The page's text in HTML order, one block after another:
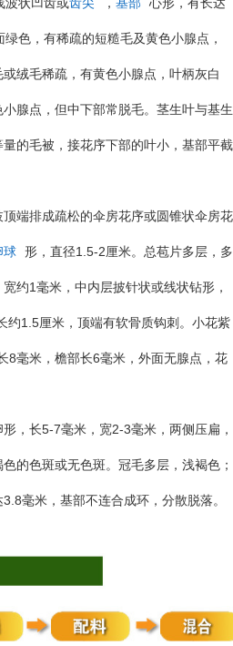
波状凹齿或齿尖 ， 基部 心形，有长达
色，有稀疏的短糙毛及黄色小腺点，
绒毛稀疏，有黄色小腺点，叶柄灰白
腺点，但中下部常脱毛。茎生叶与基生
的毛被，接花序下部的叶小，基部平截
端排成疏松的伞房花序或圆锥状伞房花
球 形，直径1.5-2厘米。总苞片多层，多
宽约1 毫米，中内层披针状或线状钻形，
约1.5厘米，顶端有软骨质钩刺。小花紫
8毫米，檐部长6毫米，外面无腺点，花
形，长5-7毫米，宽2-3毫米，两侧压扁，
的色斑或无色斑。冠毛多层，浅褐色；
3.8毫米，基部不连合成环，分散脱落。